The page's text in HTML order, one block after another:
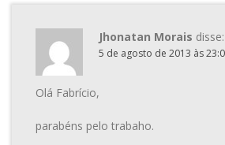
Jhonatan Morais disse:
5 de agosto de 2013 às
Olá Fabrício,
parabéns pelo trabaho.